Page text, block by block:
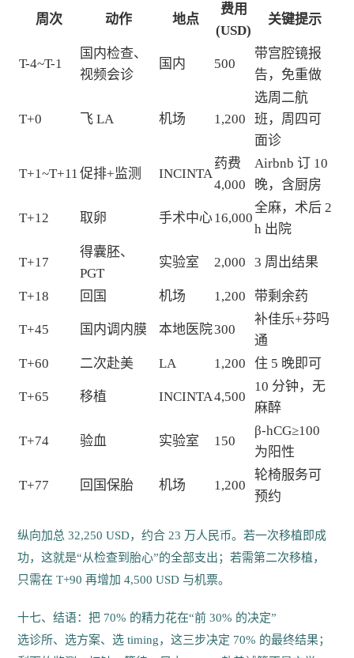
周次 动作 地点
费用
(USD)
关键提示
T-4~T-1
国内检查、
视频会诊
国内 500
带宫腔镜报
告，免重做
T+0 飞 LA 机场 1,200
选周二航
班，周四可
面诊
T+1~T+11促排+监测 INCINTA
药费
4,000
Airbnb 订 10
晚，含厨房
T+12 取卵 手术中心16,000
全麻，术后 2
h 出院
T+17
得囊胚、
PGT
实验室 2,000 3 周出结果
T+18 回国 机场 1,200 带剩余药
T+45 国内调内膜 本地医院300
补佳乐+芬吗
通
T+60
二次赴美 LA 1,200 住 5 晚即可
T+65 移植 INCINTA4,500
10 分钟，无
麻醉
T+74 验血 实验室 150
β-hCG≥100
为阳性
T+77 回国保胎 机场 1,200
轮椅服务可
预约
纵向加总 32,250 USD，约合 23 万人民币。若一次移植即成
功，这就是“从检查到胎心”的全部支出；若需第二次移植，
只需在 T+90 再增加 4,500 USD 与机票。
十七、结语：把 70% 的精力花在“前 30% 的决定”
选诊所、选方案、选 timing，这三步决定 70% 的最终结果；